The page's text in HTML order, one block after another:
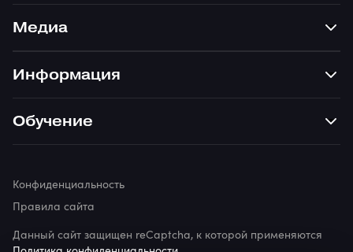
Медиа
Информация
Обучение
Данный сайт защищен reCaptcha, к которой применяются
Конфиденциальность
Правила сайта